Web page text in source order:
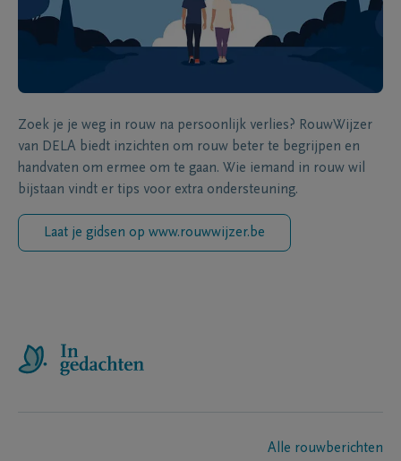
Zoek je je weg in rouw na persoonlijk verlies? RouwWijzer
van DELA biedt inzichten om rouw beter te begrijpen en
handvaten om ermee om te gaan. Wie iemand in rouw wil
bijstaan vindt er tips voor extra ondersteuning.
Laat je gidsen op www.rouwwijzer.be
Alle rouwberichten